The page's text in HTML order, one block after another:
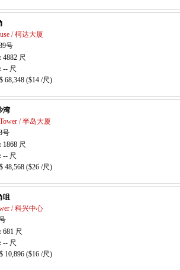
/ 柯达大厦
号
4882 尺
-- 尺
68,348 ($14 /尺)
湾
/ 半岛大厦
号
1868 尺
-- 尺
48,568 ($26 /尺)
咀
/ 科兴中心
681 尺
-- 尺
10,896 ($16 /尺)